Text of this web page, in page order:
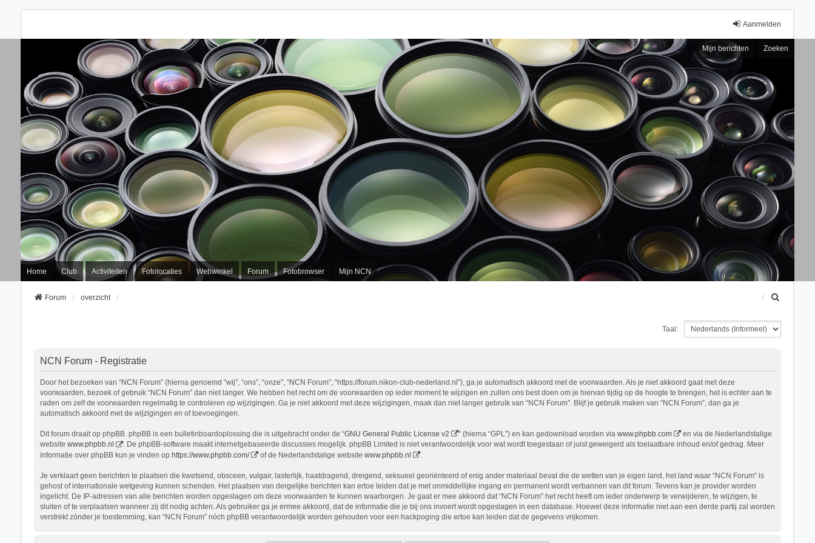
Aanmelden
Mijn berichten Zoeken
Home Club Activiteiten Fotolocaties Webwinkel Forum Fotobrowser Mijn NCN
Forum overzicht
e
Taal:
NCN Forum - Registratie
Door het bezoeken van “NCN Forum” (hierna genoemd “wij”, “ons”, “onze”, “NCN Forum”, “https://forum.nikon-club-nederland.nl”), ga je automatisch akkoord met de voorwaarden. Als je niet akkoord gaat met deze
voorwaarden, bezoek of gebruik “NCN Forum” dan niet langer. We hebben het recht om de voorwaarden op ieder moment te wijzigen en zullen ons best doen om je hiervan tijdig op de hoogte te brengen, het is echter aan te
raden om zelf de voorwaarden regelmatig te controleren op wijzigingen. Ga je niet akkoord met deze wijzigingen, maak dan niet langer gebruik van “NCN Forum”. Blijf je gebruik maken van “NCN Forum”, dan ga je
automatisch akkoord met de wijzigingen en of toevoegingen.
Dit forum draait op phpBB. phpBB is een bulletinboardoplossing die is uitgebracht onder de “GNU General Public License v2 ” (hierna “GPL”) en kan gedownload worden via www.phpbb.com
en via de Nederlandstalige
website www.phpbb.nl
. De phpBB-software maakt internetgebaseerde discussies mogelijk. phpBB Limited is niet verantwoordelijk voor wat wordt toegestaan of juist geweigerd als toelaatbare inhoud en/of gedrag. Meer
informatie over phpBB kun je vinden op https://www.phpbb.com/ of de Nederlandstalige website www.phpbb.nl .
Je verklaart geen berichten te plaatsen die kwetsend, obsceen, vulgair, lasterlijk, haatdragend, dreigend, seksueel georiënteerd of enig ander materiaal bevat die de wetten van je eigen land, het land waar “NCN Forum” is
gehost of internationale wetgeving kunnen schenden. Het plaatsen van dergelijke berichten kan ertoe leiden dat je met onmiddellijke ingang en permanent wordt verbannen van dit forum. Tevens kan je provider worden
ingelicht. De IP-adressen van alle berichten worden opgeslagen om deze voorwaarden te kunnen waarborgen. Je gaat er mee akkoord dat “NCN Forum” het recht heeft om ieder onderwerp te verwijderen, te wijzigen, te
sluiten of te verplaatsen wanneer zij dit nodig achten. Als gebruiker ga je ermee akkoord, dat de informatie die je bij ons invoert wordt opgeslagen in een database. Hoewel deze informatie niet aan een derde partij zal worden
verstrekt zónder je toestemming, kan “NCN Forum” nóch phpBB verantwoordelijk worden gehouden voor een hackpoging die ertoe kan leiden dat de gegevens vrijkomen.